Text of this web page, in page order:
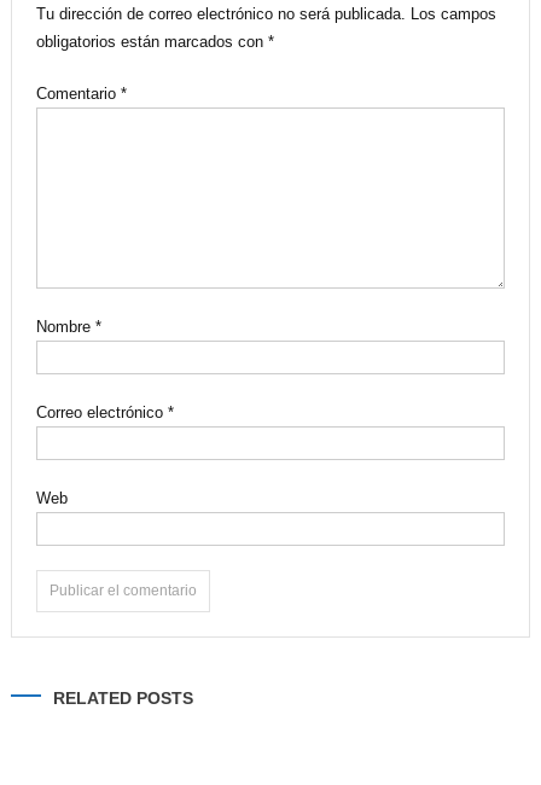
Tu dirección de correo electrónico no será publicada. Los campos
obligatorios están marcados con *
Comentario *
Nombre *
Correo electrónico *
Web
RELATED POSTS